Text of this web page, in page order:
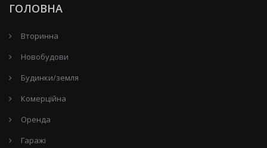
ГОЛОВНА
Вторинна
Новобудови
Будинки/земля
Комерційна
Оренда
Гаражі